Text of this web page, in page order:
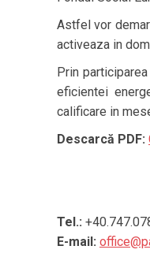
Astfel vor
activeaza in
Prin
eficientei
calificare in
Descarcă PDF:
Tel.:
E-mail: